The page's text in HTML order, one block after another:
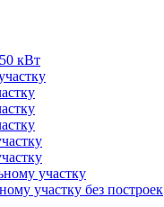
кВт
участку
участку без построек